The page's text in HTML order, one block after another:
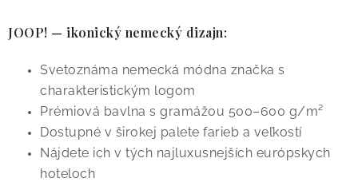
JOOP! — ikonický nemecký dizajn:
Svetoznáma nemecká módna značka s
charakteristickým logom
Prémiová bavlna s gramážou 500–600 g/m²
Dostupné v širokej palete farieb a veľkostí
Nájdete ich v tých najluxusnejších európskych
hoteloch